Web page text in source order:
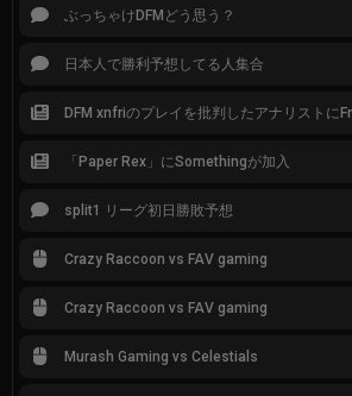
ぶっちゃけDFMどう思う？
日本人で勝利予想してる人集合
「Paper Rex」にSomethingが加入
split1 リーグ初日勝敗予想
Crazy Raccoon vs FAV gaming
Crazy Raccoon vs FAV gaming
Murash Gaming vs Celestials